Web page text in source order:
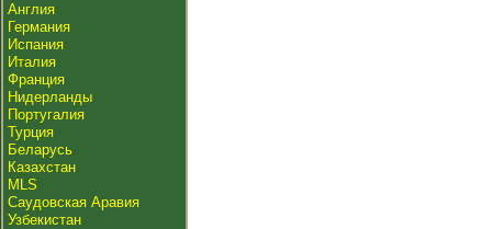
Англия
Германия
Испания
Италия
Франция
Нидерланды
Португалия
Турция
Беларусь
Казахстан
MLS
Саудовская Аравия
Узбекистан